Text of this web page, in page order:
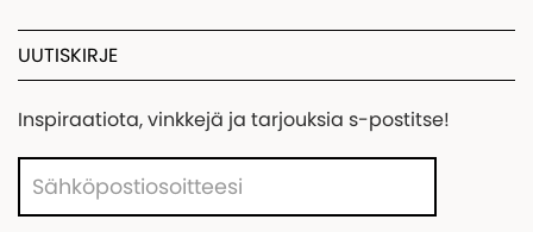
UUTISKIRJE
Inspiraatiota, vinkkejä ja tarjouksia s-postitse!